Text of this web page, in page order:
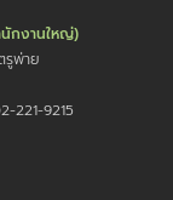
กงานใหญ่)
พ่าย
221-9215